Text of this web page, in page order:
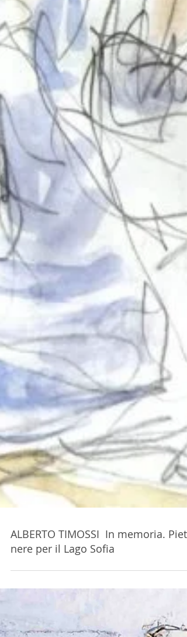
ALBERTO TIMOSSI In memoria.